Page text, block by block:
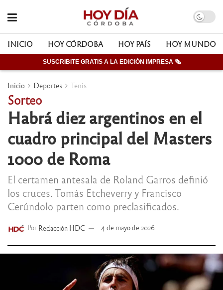
INICIO HOY CÓRDOBA HOY PAÍS HOY MUNDO
SUSCRIBITE GRATIS A LA EDICIÓN IMPRESA 🗞
Inicio Deportes Tenis
Sorteo
Habrá diez argentinos en el
cuadro principal del Masters
1000 de Roma
El certamen antesala de Roland Garros definió
los cruces. Tomás Etcheverry y Francisco
Cerúndolo parten como preclasificados.
Por Redacción HDC 4 de mayo de 2026